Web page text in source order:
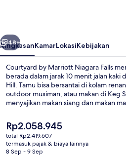
Berikutnya
48+
RingkasanKamarLokasiKebijakan
Courtyard by Marriott Niagara Falls
berada dalam jarak 10 menit jalan kaki
Hill. Tamu bisa bersantai di kolam
outdoor musiman, atau makan di Keg
menyajikan makan siang dan makan
kebugaran. Tempat tidur di kamar dan
bagus dari para traveler.
Harga
saat
ini
Rp2.058.945
Rp2.058.945
total Rp2.419.607
termasuk pajak & biaya lainnya
8 Sep - 9 Sep